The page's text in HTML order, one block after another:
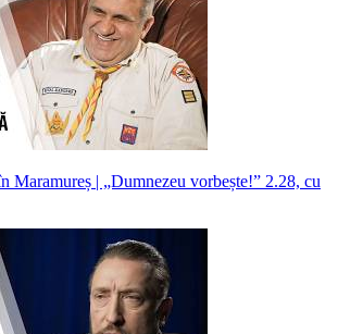
Maramureș | „Dumnezeu vorbește!” 2.28, cu